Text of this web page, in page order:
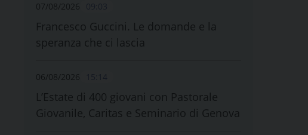
07/08/2026
Francesco Guccini. Le domande e la
speranza che ci lascia
06/08/2026
L’Estate di 400 giovani con Pastorale
Giovanile, Caritas e Seminario di Genova